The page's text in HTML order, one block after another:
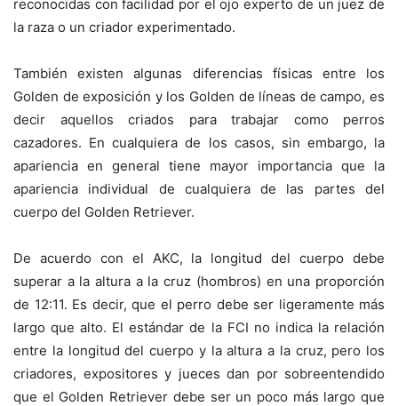
reconocidas con facilidad por el ojo experto de un juez de
la raza o un criador experimentado.
También existen algunas diferencias físicas entre los
Golden de exposición y los Golden de líneas de campo, es
decir aquellos criados para trabajar como perros
cazadores. En cualquiera de los casos, sin embargo, la
apariencia en general tiene mayor importancia que la
apariencia individual de cualquiera de las partes del
cuerpo del Golden Retriever.
De acuerdo con el AKC, la longitud del cuerpo debe
superar a la altura a la cruz (hombros) en una proporción
de 12:11. Es decir, que el perro debe ser ligeramente más
largo que alto. El estándar de la FCI no indica la relación
entre la longitud del cuerpo y la altura a la cruz, pero los
criadores, expositores y jueces dan por sobreentendido
que el Golden Retriever debe ser un poco más largo que